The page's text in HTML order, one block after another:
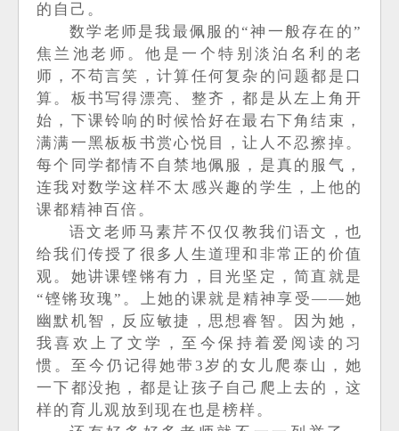
的自己。
数学老师是我最佩服的 “神一般存在的”
焦兰池老师 。他是一个特别淡泊名利的老
师，不苟言笑，计算任何复杂的问题都是口
算。板书写得漂亮、整齐，都是从左上角开
始，下课铃响的时候恰好在最右下角结束，
满满一黑板板书赏心悦目，让人不忍擦掉。
每个同学都情不自禁地佩服，是真的服气，
连我对数学这样不太感兴趣的学生，上他的
课都精神百倍。
语文老师马素芹不仅仅教我们语文，也
给我们传授了很多人生道理和非常正的价值
观。她讲课铿锵有力，目光坚定，简直就是
“铿锵玫瑰” 。上她的课就是精神享受——她
幽默机智，反应敏捷，思想睿智。因为她，
我喜欢上了文学，至今保持着爱阅读的习
惯。至今仍记得她带 3岁的女儿爬泰山，她
一下都没抱，都是让孩子自己爬上去的，这
样的育儿观放到现在也是榜样。